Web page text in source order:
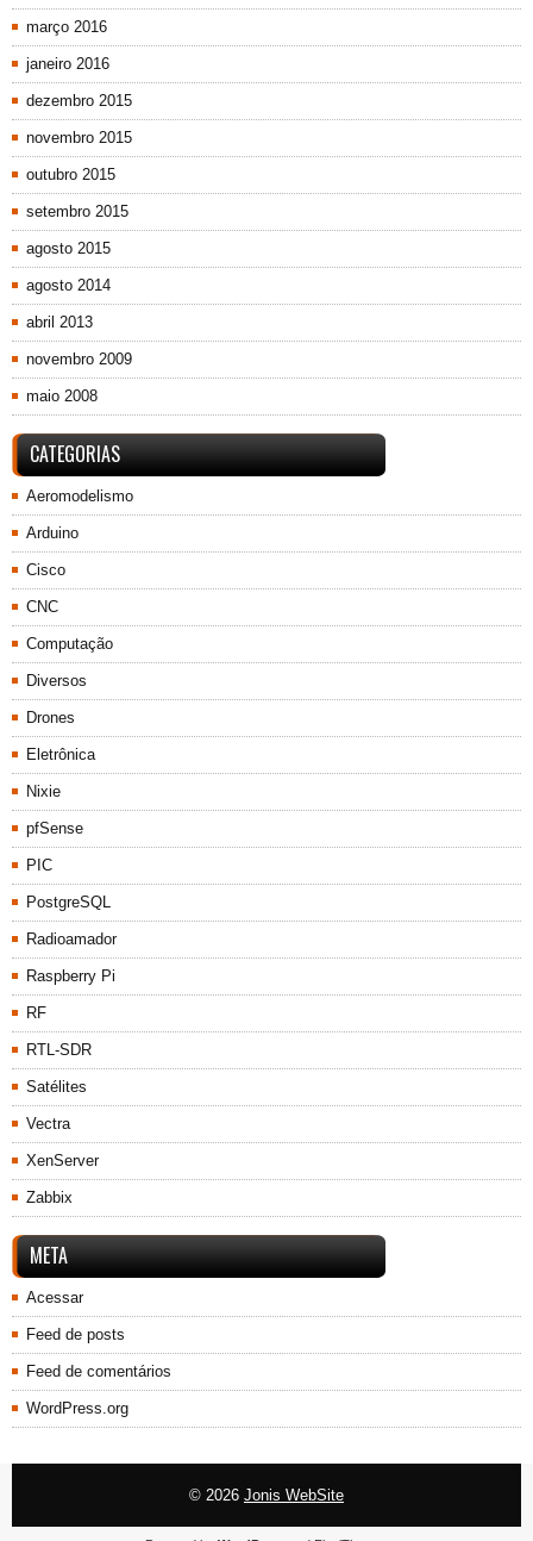
março 2016
janeiro 2016
dezembro 2015
novembro 2015
outubro 2015
setembro 2015
agosto 2015
agosto 2014
abril 2013
novembro 2009
maio 2008
CATEGORIAS
Aeromodelismo
Arduino
Cisco
CNC
Computação
Diversos
Drones
Eletrônica
Nixie
pfSense
PIC
PostgreSQL
Radioamador
Raspberry Pi
RF
RTL-SDR
Satélites
Vectra
XenServer
Zabbix
META
Acessar
Feed de posts
Feed de comentários
WordPress.org
© 2026 Jonis WebSite